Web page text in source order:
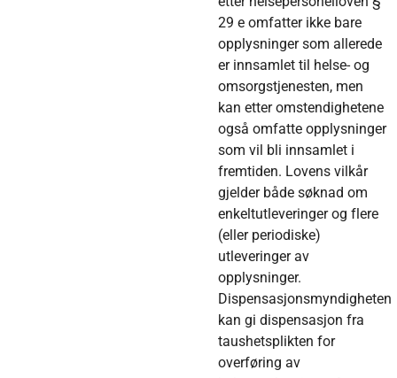
29 e omfatter ikke bare
opplysninger som allerede
er innsamlet til helse- og
omsorgstjenesten, men
kan etter omstendighetene
også omfatte opplysninger
som vil bli innsamlet i
fremtiden. Lovens vilkår
gjelder både søknad om
enkeltutleveringer og flere
(eller periodiske)
utleveringer av
opplysninger.
Dispensasjonsmyndigheten
kan gi dispensasjon fra
taushetsplikten for
overføring av